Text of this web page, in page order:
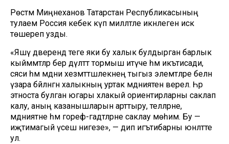
Рөстәм Миңнеханов Татарстан Республикасының
тулаем Россия кебек күп милләтле икәнлеген искә
төшереп узды.
«Яшәү дәверендә теге яки бу халык булдырган барлык
кыйммәтләр бер дәүләттә тормыш итүче һәм икътисади,
сәяси һәм мәдәни хезмәттәшлекнең тыгыз элемтәләре белән
үзара бәйләнгән халыкның уртак мәдәниятенә әверелә. Һәр
этноста булган югары әхлакый ориентирларны саклап
калу, аның казанышларын арттыру, телләрне,
мәдәниятне һәм гореф-гадәтләрне саклау мөһим. Бу —
иҗтимагый үсеш нигезе», — дип игътибарны юнәлтте
ул.